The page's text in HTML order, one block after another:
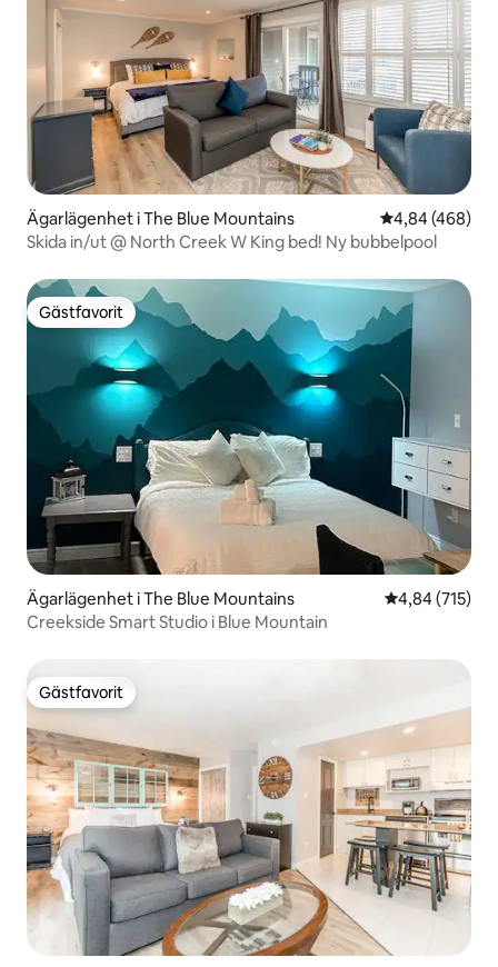
Ägarlägenhet i The Blue Mountains 4,84 av 5 i
4,84 (468)
Skida in/ut @ North Creek W King bed! Ny bubbelpool
Gästfavorit
Gästfavorit
Ägarlägenhet i The Blue Mountains 4,84 av 5 i
4,84 (715)
Creekside Smart Studio i Blue Mountain
Gästfavorit
Gästfavorit